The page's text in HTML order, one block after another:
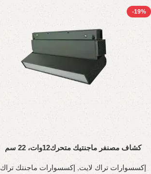
-19%
كشاف مصنفر ماجنتيك متحرك12وات، 22 سم
إكسسوارات تراك لايت, إكسسوارات ماجنتك تراك